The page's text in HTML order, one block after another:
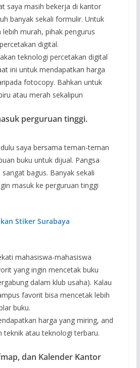
saya masih bekerja di kantor
banyak sekali formulir. Untuk
murah, pihak pengurus
digital.
teknologi percetakan digital
ini untuk mendapatkan harga
fotocopy. Bahkan untuk
atau merah sekalipun
perguruan tinggi.
saya bersama teman-teman
buku untuk dijual. Pangsa
bagus. Banyak sekali
masuk ke perguruan tinggi
Stiker Surabaya
mahasiswa-mahasiswa
yang ingin mencetak buku
dalam klub usaha). Kalau
favorit bisa mencetak lebih
buku.
harga yang miring, and
teknik atau teknologi terbaru.
dan Kalender Kantor